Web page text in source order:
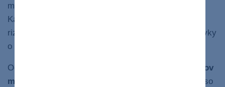
mäsa a vznikom ochorení aj pri hydinovom mäse.
Každých 30 gramov hydiny zjedenej denne zvýšilo
riziko vzniku
o 17 % a cukrovky
o 14 %.
Odborníci preto odporúčajú jesť maximálne
70 gramov
mäsa na deň
. Ak si teda dáte na obed bežnú porciu so